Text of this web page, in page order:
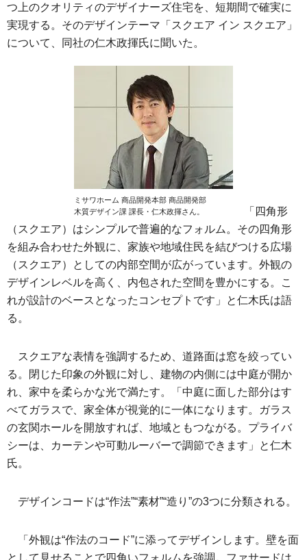
つ上のクオリティのデザイナーズ住宅を、短期間で確実に
実現する。そのデザインテーマ「スクエア イン スクエア」
について、同社の仁木政揮氏に聞いた。
ミサワホーム 商品開発本部 商品開発部
木質デザイン課 課長・仁木政揮さん。
「四角形
（スクエア）はシンプルで普遍的なフォルム。その四角形
を組み合わせた外観に、家族や地域住民を結びつける広場
（スクエア）としての内部空間が広がっています。外観の
デザインレベルを高く、内包された空間を豊かにする。こ
れが設計のベースとなったコンセプトです」と仁木氏は語
る。
スクエアな表情を強調するため、道路面は窓を絞ってい
る。閉じた印象の外観に対し、建物の内側には中庭が開か
れ、家中を柔らかな光で満たす。「中庭に面した部分はす
べてガラスで、家全体が視覚的に一体になります。ガラス
の玄関ホールを開放すれば、地域ともつながる。プライバ
シーは、カーテンや可動ルーバーで調節できます」と仁木
氏。
デザインコードは“作法”“素材”“造り”の3つに分類される。
「外観は“作法のコード”に添ってデザインします。壁を面
として見せることで四角いフォルムを強調。ファサードは